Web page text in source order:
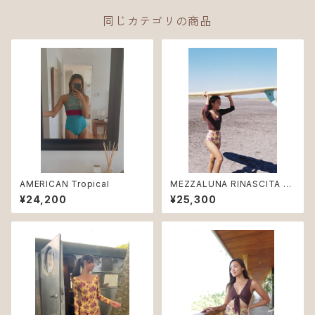
同じカテゴリの商品
AMERICAN Tropical
¥24,200
MEZZALUNA RINASCITA B
ouquet
¥25,300